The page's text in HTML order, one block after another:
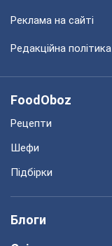
Реклама на сайті
Редакційна політика
FoodOboz
Рецепти
Шефи
Підбірки
Блоги